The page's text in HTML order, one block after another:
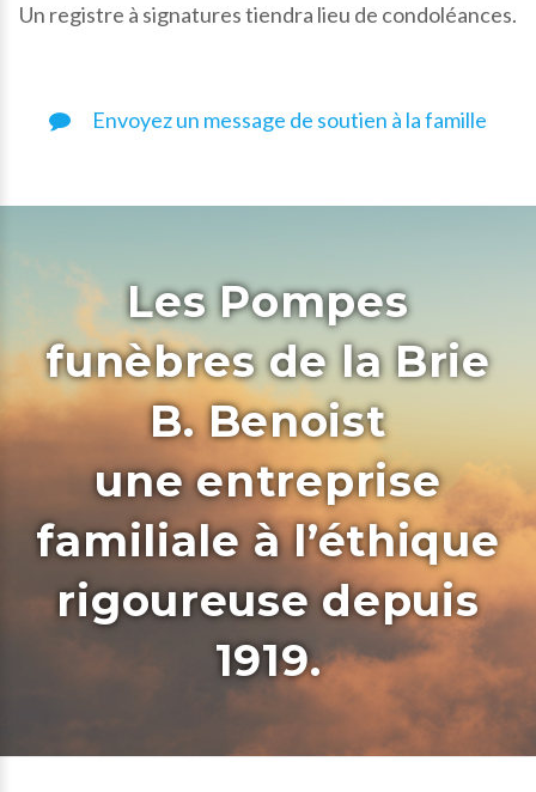
Un registre à signatures tiendra lieu de condoléances.
Envoyez un message de soutien à la famille
Les Pompes
funèbres de la Brie
B. Benoist
une entreprise
familiale à l’éthique
rigoureuse depuis
1919.